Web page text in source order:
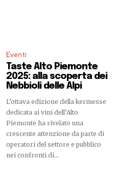
Eventi
Taste Alto Piemonte
2025: alla scoperta dei
Nebbioli delle Alpi
L’ottava edizione della kermesse
dedicata ai vini dell’Alto
Piemonte ha rivelato una
crescente attenzione da parte di
operatori del settore e pubblico
nei confronti di...